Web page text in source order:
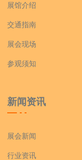
展馆介绍
交通指南
展会现场
参观须知
新闻资讯
展会新闻
行业资讯